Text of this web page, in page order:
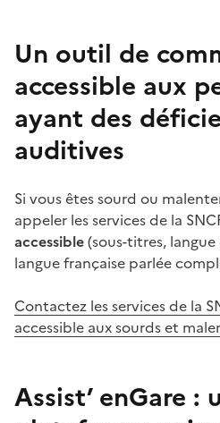
Un outil de
accessible aux
ayant des
auditives
Si vous êtes sourd ou
appeler les services de la
accessible(sous-titres,
langue française parlée
Contactez les services de la
accessible aux sourds et
Assist’ enGare :